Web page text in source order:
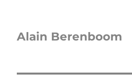
Alain Berenboom